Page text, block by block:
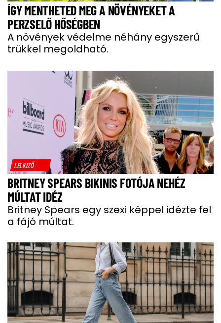
ÍGY MENTHETED MEG A NÖVÉNYEKET A
PERZSELŐ HŐSÉGBEN
A növények védelme néhány egyszerű
trükkel megoldható.
LELKIZŐ
BRITNEY SPEARS BIKINIS FOTÓJA NEHÉZ
MÚLTAT IDÉZ
Britney Spears egy szexi képpel idézte fel
a fájó múltat.